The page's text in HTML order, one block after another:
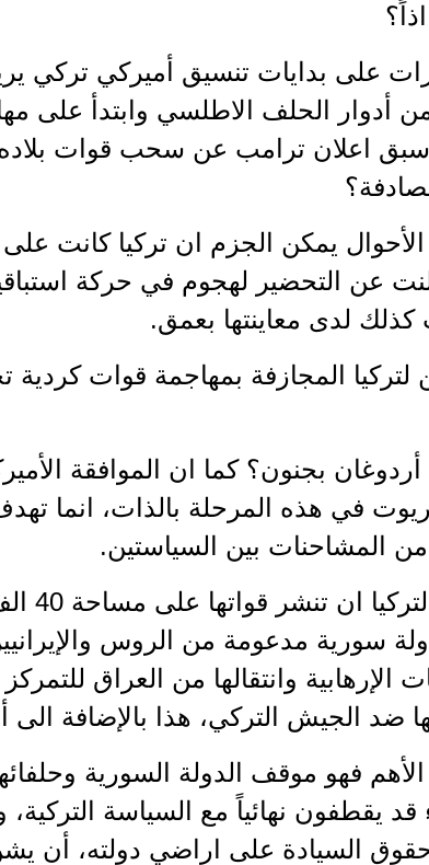
على بدايات تنسيق أميركي تركي
أدوار الحلف الاطلسي وابتدأ على
سبق اعلان ترامب عن سحب قوات بلاده
يمكن الجزم ان تركيا كانت على
عن التحضير لهجوم في حركة
كذلك لدى معاينتها بعمق.
المجازفة بمهاجمة قوات كردية
بجنون؟ كما ان الموافقة
في هذه المرحلة بالذات، انما
المشاحنات بين السياستين.
فهل
سورية مدعومة من الروس
الإرهابية وانتقالها من العراق
ضد الجيش التركي، هذا بالإضافة
الأهم فهو موقف الدولة السورية
قد يقطفون نهائياً مع السياسة
السيادة على اراضي دولته، أن